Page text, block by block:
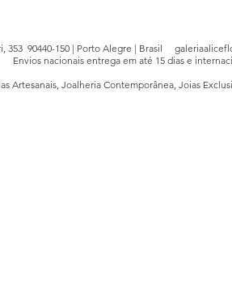
353 90440-150 | Porto Alegre | Brasil
Envios nacionais entrega em até 15 dias e
Artesanais, Joalheria Contemporânea, Joias